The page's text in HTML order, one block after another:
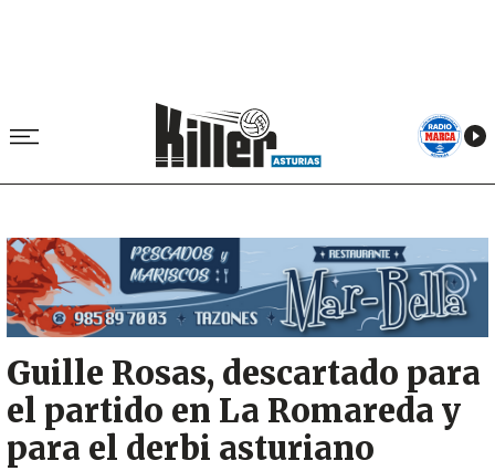
Image
Guille Rosas, descartado para
el partido en La Romareda y
para el derbi asturiano